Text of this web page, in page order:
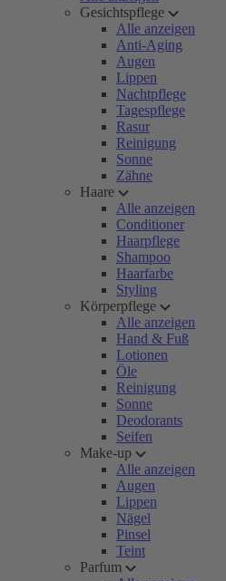
Gesichtspflege
Alle anzeigen
Anti-Aging
Augen
Lippen
Nachtpflege
Tagespflege
Rasur
Reinigung
Sonne
Zähne
Haare
Alle anzeigen
Conditioner
Haarpflege
Shampoo
Haarfarbe
Styling
Körperpflege
Alle anzeigen
Hand & Fuß
Lotionen
Öle
Reinigung
Sonne
Deodorants
Seifen
Make-up
Alle anzeigen
Augen
Lippen
Nägel
Pinsel
Teint
Parfum